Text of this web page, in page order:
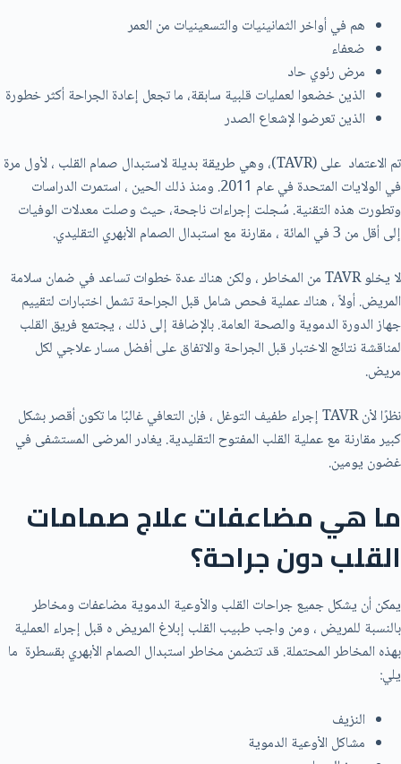
هم في أواخر الثمانينيات والتسعينيات من العمر
ضعفاء
مرض رئوي حاد
الذين خضعوا لعمليات قلبية سابقة، ما تجعل إعادة الجراحة أكثر خطورة
الذين تعرضوا لإشعاع الصدر
تم الاعتماد علی (TAVR)، وهي طريقة بديلة لاستبدال صمام القلب ، لأول مرة
في الولايات المتحدة في عام 2011. ومنذ ذلك الحين ، استمرت الدراسات
وتطورت هذه التقنية. سُجلت إجراءات ناجحة، حيث وصلت معدلات الوفيات
إلى أقل من 3 في المائة ، مقارنة مع استبدال الصمام الأبهري التقليدي.
لا يخلو TAVR من المخاطر ، ولكن هناك عدة خطوات تساعد في ضمان سلامة
المريض. أولاً ، هناك عملية فحص شامل قبل الجراحة تشمل اختبارات لتقييم
جهاز الدورة الدموية والصحة العامة. بالإضافة إلى ذلك ، يجتمع فريق القلب
لمناقشة نتائج الاختبار قبل الجراحة والاتفاق على أفضل مسار علاجي لكل
مريض.
نظرًا لأن TAVR إجراء طفيف التوغل ، فإن التعافي غالبًا ما تكون أقصر بشكل
كبير مقارنة مع عملية القلب المفتوح التقليدية. يغادر المرضی المستشفى في
غضون يومين.
ما هي مضاعفات علاج صمامات
القلب دون جراحة؟
يمكن أن يشكل جميع جراحات القلب والأوعية الدموية مضاعفات ومخاطر
بالنسبة للمريض ، ومن واجب طبيب القلب إبلاغ المريض ه قبل إجراء العملية
بهذه المخاطر المحتملة. قد تتضمن مخاطر استبدال الصمام الأبهري بقسطرة ما
يلي:
النزيف
مشاكل الأوعية الدموية